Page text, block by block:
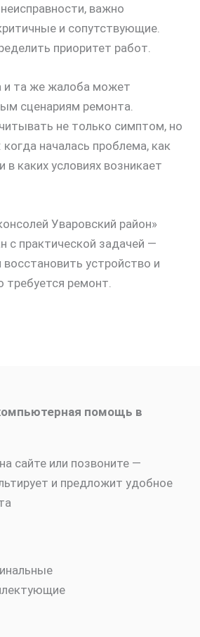
важно
и сопутствующие.
приоритет работ.
и та же жалоба может
сценариям ремонта.
не только симптом, но
началась проблема, как
в каких условиях возникает
Уваровский район»
с практической задачей —
устройство и
требуется ремонт.
помощь в
сайте или позвоните —
и предложит удобное